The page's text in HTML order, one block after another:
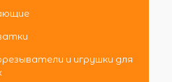
и игрушки для